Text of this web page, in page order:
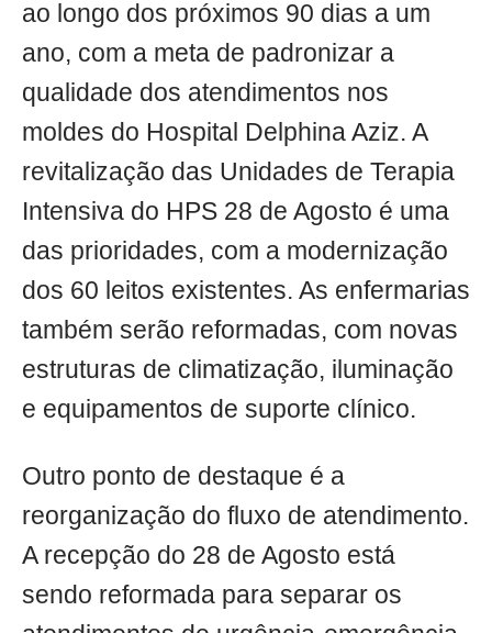
ao longo dos próximos 90 dias a um
ano, com a meta de padronizar a
qualidade dos atendimentos nos
moldes do Hospital Delphina Aziz. A
revitalização das Unidades de Terapia
Intensiva do HPS 28 de Agosto é uma
das prioridades, com a modernização
dos 60 leitos existentes. As enfermarias
também serão reformadas, com novas
estruturas de climatização, iluminação
e equipamentos de suporte clínico.
Outro ponto de destaque é a
reorganização do fluxo de atendimento.
A recepção do 28 de Agosto está
sendo reformada para separar os